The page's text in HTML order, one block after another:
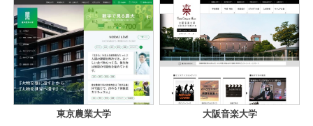
東京農業大学 大阪音楽大学